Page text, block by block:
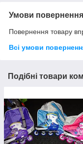
Умови повернення
Повернення товару
Всі умови
Подібні товари